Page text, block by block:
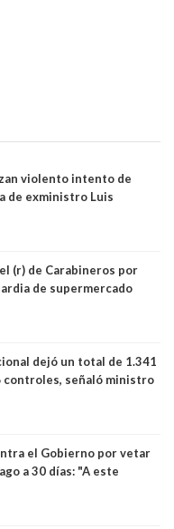
violento intento de
de exministro Luis
(r) de Carabineros por
de supermercado
dejó un total de 1.341
controles, señaló ministro
el Gobierno por vetar
a 30 días: "A este